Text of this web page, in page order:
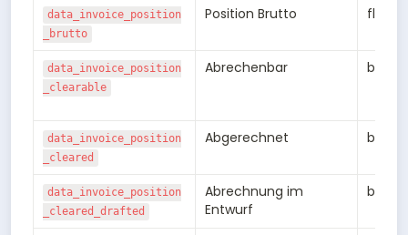
data_invoice_position
_brutto
Position Brutto float8
data_invoice_position
_clearable
Abrechenbar bool
data_invoice_position
_cleared
Abgerechnet bool
data_invoice_position
_cleared_drafted
Abrechnung im
Entwurf
bool